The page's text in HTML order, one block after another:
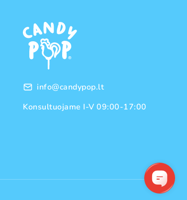
info@candypop.lt
Konsultuojame I-V 09:00-17:00